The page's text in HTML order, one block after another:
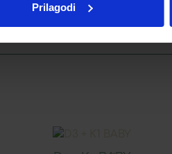
Prilagodi